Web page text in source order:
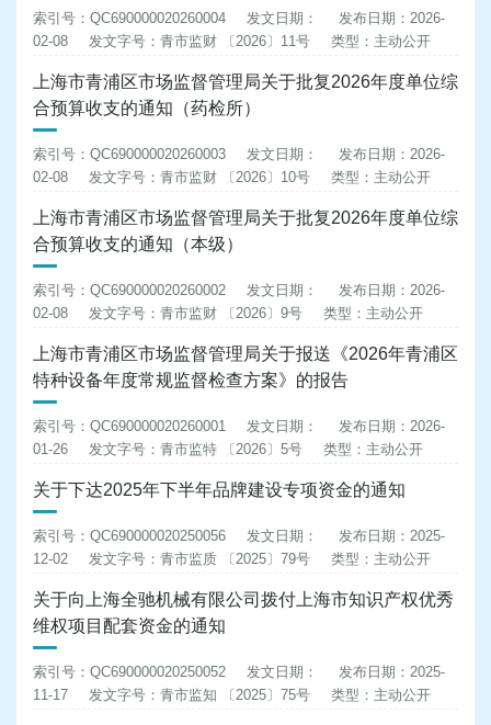
索引号：QC690000020260004 发文日期：
发布日期：2026-
02-08
发文字号：青市监财 〔2026〕11号 类型：主动公开
上海市青浦区市场监督管理局关于批复2026年度单位综
合预算收支的通知（药检所）
索引号：QC690000020260003 发文日期：
发布日期：2026-
02-08
发文字号：青市监财 〔2026〕10号 类型：主动公开
上海市青浦区市场监督管理局关于批复2026年度单位综
合预算收支的通知（本级）
索引号：QC690000020260002 发文日期：
发布日期：2026-
02-08
发文字号：青市监财 〔2026〕9号 类型：主动公开
上海市青浦区市场监督管理局关于报送《2026年青浦区
特种设备年度常规监督检查方案》的报告
索引号：QC690000020260001 发文日期：
发布日期：2026-
01-26
发文字号：青市监特 〔2026〕5号 类型：主动公开
关于下达2025年下半年品牌建设专项资金的通知
索引号：QC690000020250056 发文日期：
发布日期：2025-
12-02
发文字号：青市监质 〔2025〕79号 类型：主动公开
关于向上海全驰机械有限公司拨付上海市知识产权优秀
维权项目配套资金的通知
索引号：QC690000020250052 发文日期：
发布日期：2025-
11-17
发文字号：青市监知 〔2025〕75号 类型：主动公开